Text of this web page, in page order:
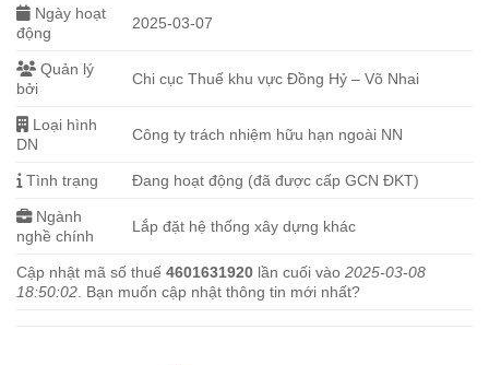
Ngày hoạt
động
2025-03-07
Quản lý
bởi
Chi cục Thuế khu vực Đồng Hỷ – Võ Nhai
Loại hình
DN
Công ty trách nhiệm hữu hạn ngoài NN
Tình trạng Đang hoạt động (đã được cấp GCN ĐKT)
Ngành
nghề chính
Lắp đặt hệ thống xây dựng khác
Cập nhật mã số thuế 4601631920 lần cuối vào 2025-03-08
18:50:02 . Bạn muốn cập nhật thông tin mới nhất?